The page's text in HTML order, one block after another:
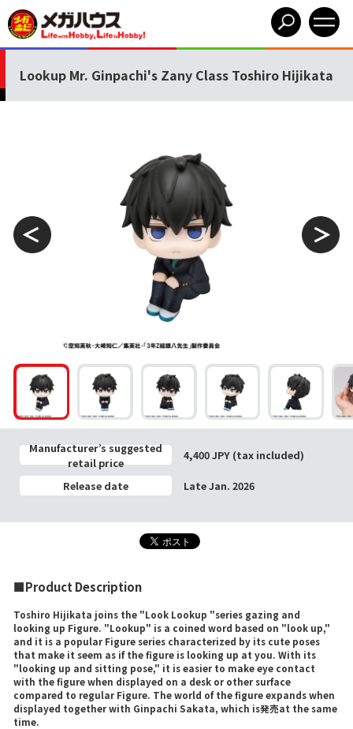
Lookup Mr. Ginpachi's Zany Class Toshiro Hijikata
Manufacturer’s suggested
retail price
4,400 JPY (tax included)
Release date Late Jan. 2026
■Product Description
Toshiro Hijikata joins the "Look Lookup "series gazing and
looking up Figure. "Lookup" is a coined word based on "look up,"
and it is a popular Figure series characterized by its cute poses
that make it seem as if the figure is looking up at you. With its
"looking up and sitting pose," it is easier to make eye contact
with the figure when displayed on a desk or other surface
compared to regular Figure. The world of the figure expands when
displayed together with Ginpachi Sakata, which is発売at the same
time.